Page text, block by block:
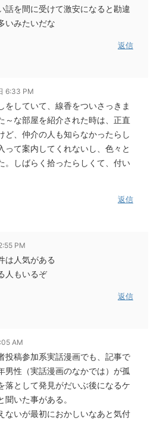
話を間に受けて激安になると勘違
いみたいだな
返信
6:33 PM
をしていて、線香をついさっきま
～な部屋を紹介された時は、正直
ど、仲介の人も知らなかったらし
って案内してくれないし、色々と
。しばらく拾ったらしくて、付い
返信
PM
は人気がある
人もいるぞ
返信
AM
投稿参加系実話漫画でも、記事で
男性（実話漫画のなかでは）が孤
落として発見がだいぶ後になるケ
聞いた事がある。
ないが最初におかしいなあと気付